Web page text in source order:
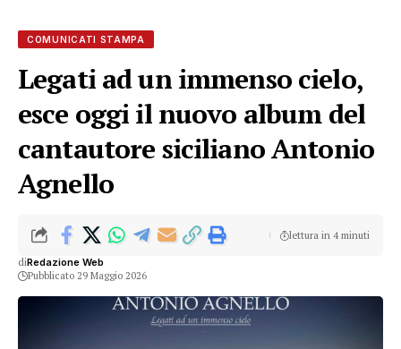
COMUNICATI STAMPA
Legati ad un immenso cielo,
esce oggi il nuovo album del
cantautore siciliano Antonio
Agnello
diRedazione Web
Pubblicato 29 Maggio 2026
lettura in 4 minuti